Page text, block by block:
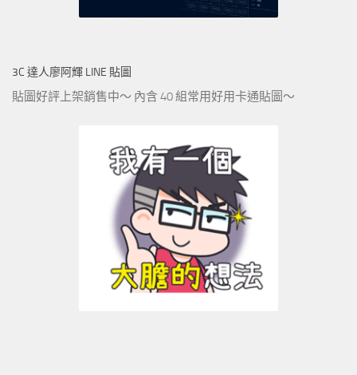
3C 達人廖阿輝 LINE 貼圖
貼圖好評上架銷售中～ 內含 40 組常用好用卡通貼圖～